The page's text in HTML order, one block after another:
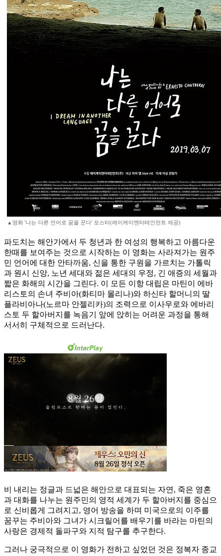
▲영화 '나는 다른 언어로 꿈을 꾼다' 포스터(에이케이엔터테인먼트 제공)
파도치는 해안가에서 두 청년과 한 여성의 행복하고 아름다운
한때를 보여주는 것으로 시작하는 이 영화는 사라져가는 원주
민 언어에 대한 안타까움, 신을 통한 구원을 가르치는 가톨릭
과 원시 신앙, 노년 세대와 젊은 세대의 우정, 긴 애증의 세월과
짧은 화해의 시간을 그린다. 이 모든 이항 대립은 마틴이 에바
리스토의 손녀 주비아(화티마 몰리나)와 하신타 할머니의 딸
플라비아나(노르마 안젤리카)의 조력으로 이사우로와 에바리
스토 두 할아버지를 녹음기 앞에 앉히는 어려운 과정을 통해
서서히 구체적으로 드러난다.
비 내리는 정글과 드넓은 해안으로 대표되는 자연, 죽은 영혼
과 대화를 나누는 원주민의 영적 세계가 두 할아버지를 중심으
로 신비롭게 그려지고, 영어 방송을 하며 미국으로의 이주를
꿈꾸는 주비아와 그녀가 시크릴어를 배우기를 바라는 마틴의
사랑은 경제적 돌파구와 지적 탐구를 추구한다.
그러나 궁극적으로 이 영화가 전하고 싶었던 것은 정복자 종교